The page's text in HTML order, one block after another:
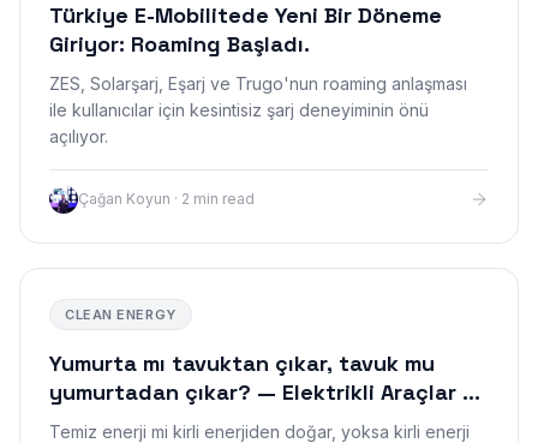
Türkiye E-Mobilitede Yeni Bir Döneme
Giriyor: Roaming Başladı.
ZES, Solarşarj, Eşarj ve Trugo'nun roaming anlaşması
ile kullanıcılar için kesintisiz şarj deneyiminin önü
açılıyor.
Çağan Koyun · 2 min read
CLEAN ENERGY
Yumurta mı tavuktan çıkar, tavuk mu
yumurtadan çıkar? — Elektrikli Araçlar ve
Temiz Enerjinin Döngüsel İkilemi
Temiz enerji mi kirli enerjiden doğar, yoksa kirli enerji